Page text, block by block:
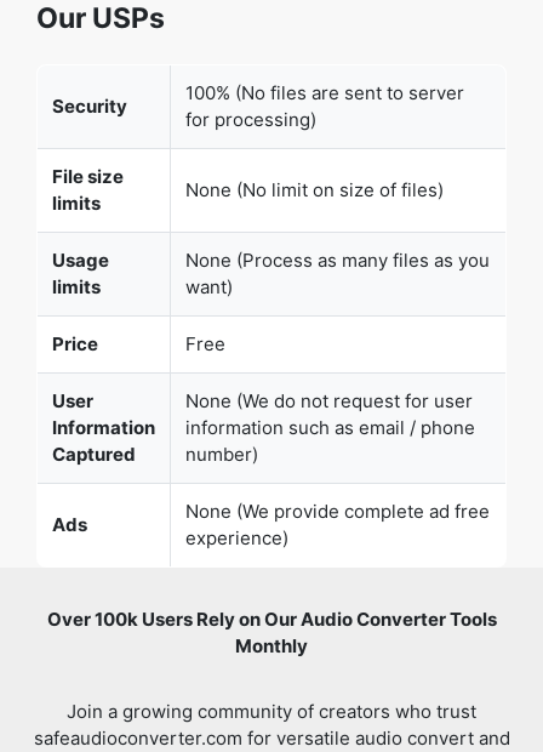
Our USPs
Security
100% (No files are sent to server
for processing)
File size
limits
None (No limit on size of files)
Usage
limits
None (Process as many files as you
want)
Price Free
User
Information
Captured
None (We do not request for user
information such as email / phone
number)
Ads
None (We provide complete ad free
experience)
Over 100k Users Rely on Our Audio Converter Tools
Monthly
Join a growing community of creators who trust
safeaudioconverter.com for versatile audio convert and